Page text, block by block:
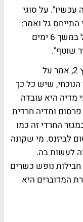
עכשיו". על סוגי
גל ואמר:
"תמיד חרדים יקראו עיתונים בשבת אבל במשך 6 ימים
שוטף".
עופר חדד, כתב חברת החדשות של ערוץ 2, אמר על
שיש כל כך
מדיה היא עובדה
ומדיה חרדית
החרדי זה כמו
לביזנס. מי שקונה
לעשות בה.
חבילות נופש כשרים
המדוברים היא